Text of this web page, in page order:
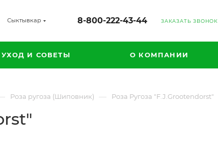
Сыктывкар 8-800-222-43-44 ЗАКАЗАТЬ ЗВОНОК
УХОД И СОВЕТЫ О КОМПАНИИ
Роза ругоза (Шиповник) — Роза Ругоза "F.J.Grootendorst"